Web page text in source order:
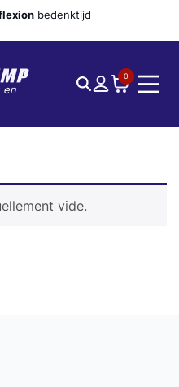
bedenktijd
en
0
vide.